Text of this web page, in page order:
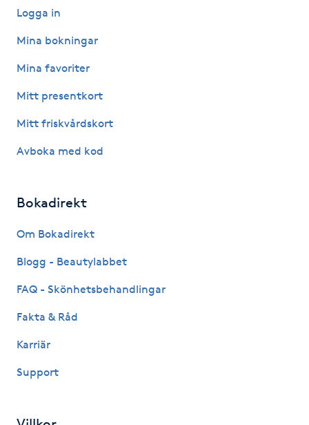
Herrklippning
HIFU
Hot Stone Massage
Hudföryngring
Huduppstramning
Hyaluronsyra
Logga in
Mina bokningar
Mina favoriter
Mitt presentkort
Mitt friskvårdskort
Avboka med kod
Bokadirekt
Om Bokadirekt
Blogg - Beautylabbet
FAQ - Skönhetsbehandlingar
Fakta & Råd
Karriär
Support